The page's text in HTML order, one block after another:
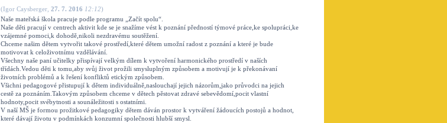
(Igor Caysberger 27. 7. 2016 12:12)
Naše mateřská škola pracuje podle programu „Začít spolu“.
Naše děti pracují v centrech aktivit kde se je snažíme vést k poznání předností týmové práce,ke spolupráci,ke
vzájemné pomoci,k dohodě,nikoli nezdravému soutěžení.
Chceme našim dětem vytvořit takové prostředí,které dětem umožní radost z poznání a které je bude
motivovat k celoživotnímu vzdělávání.
Všechny naše paní učitelky přispívají velkým dílem k vytvoření harmonického prostředí v naších
třídách.Vedou děti k tomu,aby svůj život prožili smysluplným způsobem a motivují je k překonávaní
životních problémů a k řešení konfliktů etickým způsobem.
Všichni pedagogové přistupují k dětem individuálně,naslouchají jejich názorům,jako průvodci na jejich
cestě za poznáním.Takovým způsobem chceme v dětech pěstovat zdravé sebevědomí,pocit vlastní
hodnoty,pocit svébytnosti a sounáležitosti s ostatními.
V naší MŠ je formou prožitkové pedagogiky dětem dáván prostor k vytváření žádoucích postojů a hodnot,
které dávají životu v podmínkách konzumní společnosti hlubší smysl.